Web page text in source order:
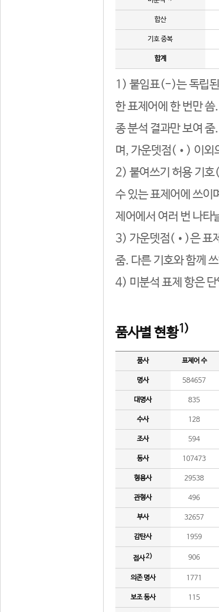
합산
기호 중복
합계
1) 붙임표(-)는 독립된
한 표제어에 한 번만
종 분석 결과만 보여
며, 가운뎃점(•) 이외
2) 붙여쓰기 허용 기호
수 있는 표제어에 쓰이
제어에서 여러 번 나타
3) 가운뎃점(•)은 표
줌. 다른 기호와 함께
4) 미분석 표제 항은
품사별 현황1)
품사 표제어 수
명사 584657
대명사 835
수사 128
조사 594
동사 107473
형용사 29538
관형사 496
부사 32657
감탄사 1959
접사2) 906
의존 명사 1771
보조 동사 115